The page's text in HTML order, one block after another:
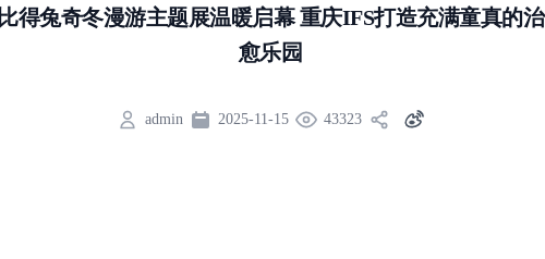
比得兔奇冬漫游主题展温暖启幕 重庆IFS打造充满童真的治
愈乐园
admin 2025-11-15 43323